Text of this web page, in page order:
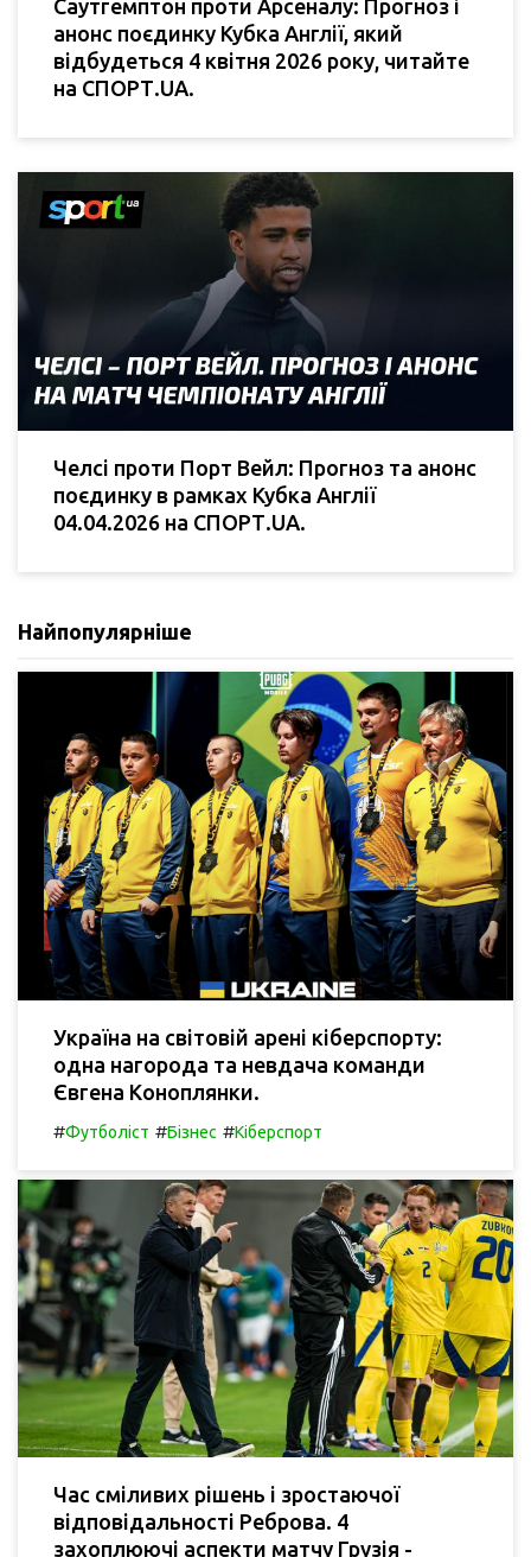
Саутгемптон проти Арсеналу: Прогноз і
анонс поєдинку Кубка Англії, який
відбудеться 4 квітня 2026 року, читайте
на СПОРТ.UA.
Челсі проти Порт Вейл: Прогноз та анонс
поєдинку в рамках Кубка Англії
04.04.2026 на СПОРТ.UA.
Найпопулярніше
Україна на світовій арені кіберспорту:
одна нагорода та невдача команди
Євгена Коноплянки.
#Футболіст #Бізнес #Кіберспорт
Час сміливих рішень і зростаючої
відповідальності Реброва. 4
захоплюючі аспекти матчу Грузія -